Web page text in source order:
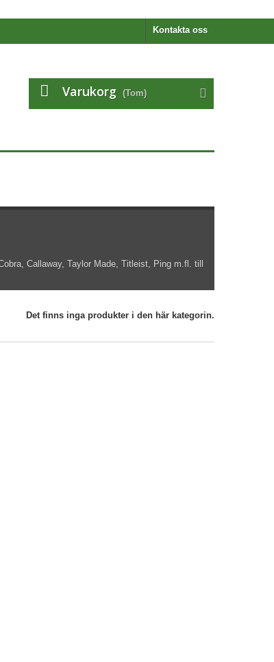
Kontakta oss
Varukorg (Tom)
Callaway, Taylor Made, Titleist, Ping m.fl. till
Det finns inga produkter i den här kategorin.